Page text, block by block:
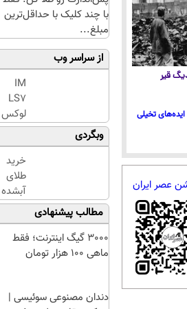
دیگ قیر
تخیلی
عصر ایران
با چند کلیک با حداقل‌ترین
مبلغ...
از سراسر وب
IM
LS7
لوکس
ترین
شاسی
بلند
برقی
ایران
وبگردی
خرید
طلای
آبشده
حتی با
۱۰۰هزارتومان
مطالب پیشنهادی
3000 گیگ اینترنت؛ فقط
ماهی 100 هزار تومان
دندان مصنوعی سوئیسی |